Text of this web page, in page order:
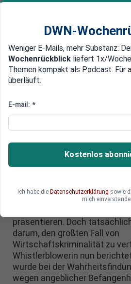
Newsticker MEIN DWN:
Edelmetalle DWN-Magazin
Keine Strafen für Manager
Banken in den USA:
Whistleblowerin
ein Kartell des
Nach der Finanzkrise kauften
Anschuldigungen frei. Die
Gelegenheit, um die
präsentieren. Doch
darum, den größten Fall von
Wirtschaftskriminalität zu
Whistlerblowerin nun
wurde bei der
wegen angeblicher
DWN-
Weniger E-Mails, mehr Substanz:
Wochenrückblick liefert 1x/
Themen kompakt als Podcast. Für
überläuft.
E-mail: *
Kostenlos
Ich habe die Datenschutzerklärung sowie
mich